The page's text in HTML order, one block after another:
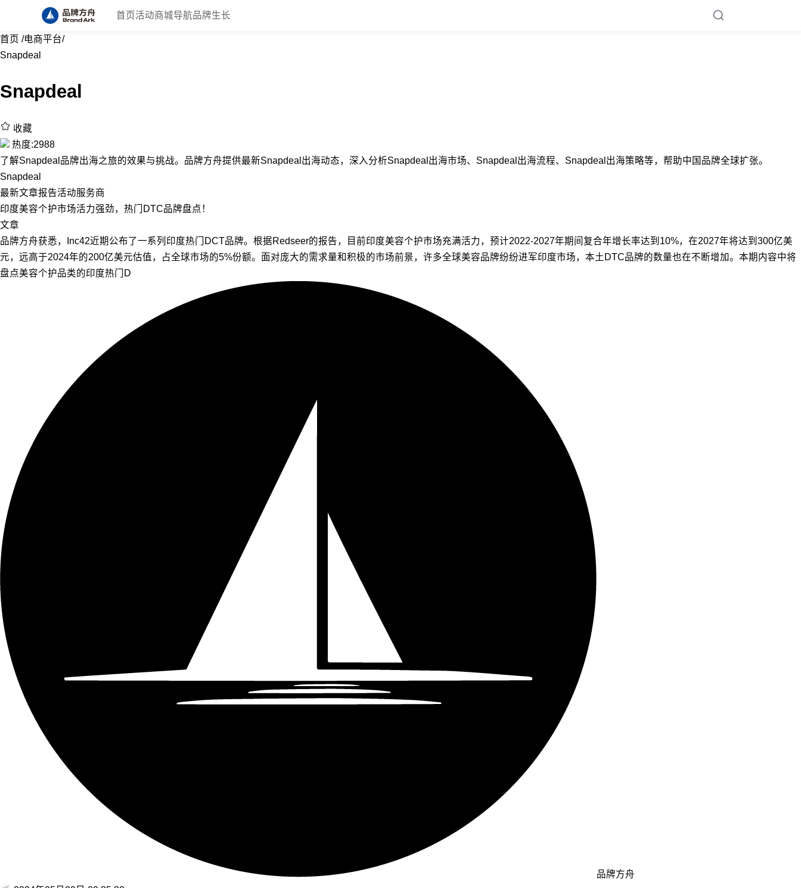
首页 活动商城导航品牌生长
首页 /电商平台/
Snapdeal
Snapdeal
收藏
热度:2988
了解Snapdeal品牌出海之旅的效果与挑战。品牌方舟提供最新Snapdeal出海动态，深入分析Snapdeal出海市场、Snapdeal出海流程、Snapdeal出海策略等，帮助中国品牌全球扩张。
Snapdeal
最新文章报告活动服务商
印度美容个护市场活力强劲，热门DTC品牌盘点！
文章
品牌方舟获悉，Inc42近期公布了一系列印度热门DCT品牌。根据Redseer的报告，目前印度美容个护市场充满活力，预计2022-2027年期间复合年增长率达到10%，在2027年将达到300亿美
元，远高于2024年的200亿美元估值，占全球市场的5%份额。面对庞大的需求量和积极的市场前景，许多全球美容品牌纷纷进军印度市场，本土DTC品牌的数量也在不断增加。本期内容中将
盘点美容个护品类的印度热门D
品牌方舟